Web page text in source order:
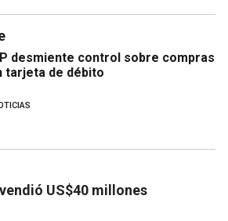
desmiente control sobre compras
tarjeta de débito
US$40 millones